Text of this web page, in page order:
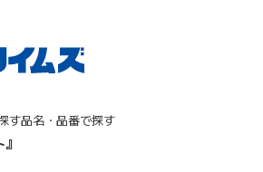
す品名・品番で探す